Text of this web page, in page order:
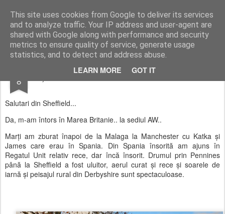
This site uses cookies from Google to deliver its services
and to analyze traffic. Your IP address and user-agent are
shared with Google along with performance and security
metrics to ensure quality of service, generate usage
statistics, and to detect and address abuse.
LEARN MORE GOT IT
AWGifts România
Home
8 Știrile lui David AW: Acasă de Crăciun.
Salutari din Sheffield...
Da, m-am întors în Marea Britanie.. la sediul AW..
Marți am zburat înapoi de la Malaga la Manchester cu Katka și
James care erau în Spania. Din Spania însorită am ajuns în
Regatul Unit relativ rece, dar încă însorit. Drumul prin Pennines
până la Sheffield a fost uluitor, aerul curat și rece și soarele de
iarnă și peisajul rural din Derbyshire sunt spectaculoase.